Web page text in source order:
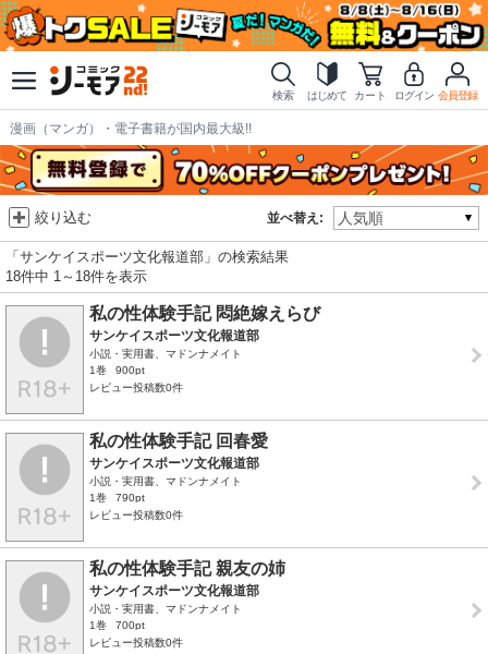
検索 はじめて カート ログイン 会員登録
漫画（マンガ）・電子書籍が国内最大級!!
並べ替え:
絞り込む
「サンケイスポーツ文化報道部」の検索結果
18件中 1～18件を表示
私の性体験手記 悶絶嫁えらび
サンケイスポーツ文化報道部
小説・実用書、マドンナメイト
1巻
900pt
レビュー投稿数0件
私の性体験手記 回春愛
サンケイスポーツ文化報道部
小説・実用書、マドンナメイト
1巻
790pt
レビュー投稿数0件
私の性体験手記 親友の姉
サンケイスポーツ文化報道部
小説・実用書、マドンナメイト
1巻
700pt
レビュー投稿数0件